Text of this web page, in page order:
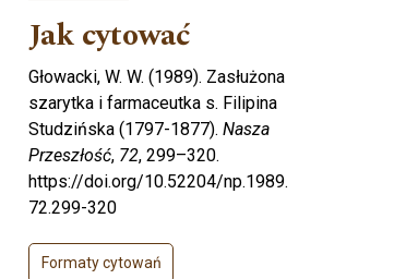
Jak cytować
Głowacki, W. W. (1989). Zasłużona
szarytka i farmaceutka s. Filipina
Studzińska (1797-1877). Nasza
Przeszłość, 72, 299–320.
https://doi.org/10.52204/np.1989.
72.299-320
Formaty cytowań